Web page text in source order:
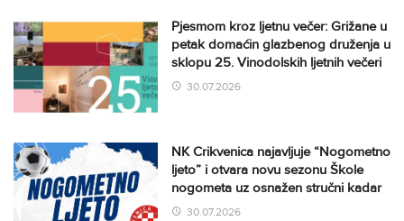
Pjesmom kroz ljetnu večer: Grižane u
petak domaćin glazbenog druženja u
sklopu 25. Vinodolskih ljetnih večeri
30.07.2026
NK Crikvenica najavljuje “Nogometno
ljeto” i otvara novu sezonu Škole
nogometa uz osnažen stručni kadar
30.07.2026